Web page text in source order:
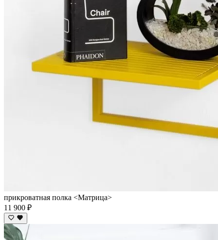
прикроватная полка <Матрица>
11 900 ₽